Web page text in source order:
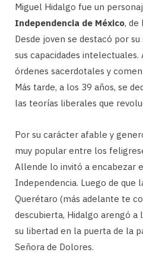
Miguel Hidalgo fue un
Independencia de México, de
Desde joven se destacó por su
sus capacidades
órdenes sacerdotales y
Más tarde, a los 39 años, se
las teorías liberales que
Por su carácter afable y
muy popular entre los
Allende lo invitó a encabezar
Independencia. Luego de que
Querétaro (más adelante te
descubierta, Hidalgo arengó
su libertad en la puerta de la
Señora de Dolores.